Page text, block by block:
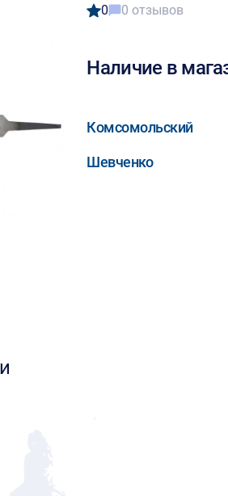
0 0 отзывов
Наличие в
Комсомольский
Шевченко